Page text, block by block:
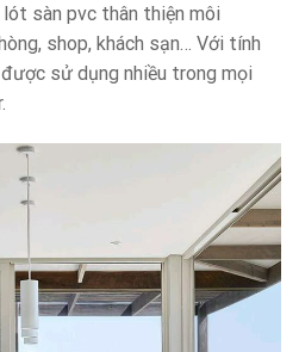
sàn pvc thân thiện môi
shop, khách sạn… Với tính
sử dụng nhiều trong mọi